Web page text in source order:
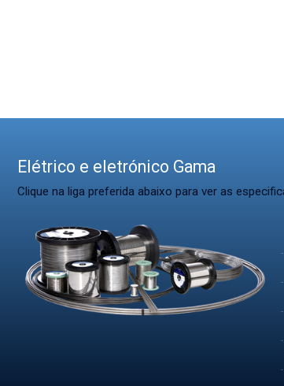
Elétrico e eletrónico Gama
Clique na liga preferida abaixo para ver as